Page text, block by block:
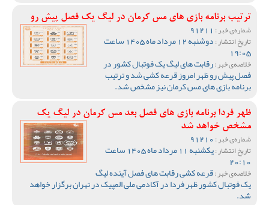
ترتیب برنامه بازی های مس کرمان در لیگ یک فصل پیش رو
شماره‌ی خبر :
تاریخ انتشار : دوشنبه 12 مرداد ماه 1405 ساعت
19:05
خلاصه‌ی خبر :رقابت های لیگ یک فوتبال کشور در
فصل پیش رو ظهر امروز قرعه کشی شد و ترتیب
برنامه بازی های مس کرمان نیز مشخص شد.
ظهر فردا برنامه بازی های فصل بعد مس کرمان در لیگ یک
مشخص خواهد شد
شماره‌ی خبر :
تاریخ انتشار : یکشنبه 11 مرداد ماه 1405 ساعت
20:10
خلاصه‌ی خبر :قرعه کشی رقابت های فصل آینده لیگ
یک فوتبال کشور ظهر فردا در آکادمی ملی المپیک در تهران برگزار خواهد
شد.